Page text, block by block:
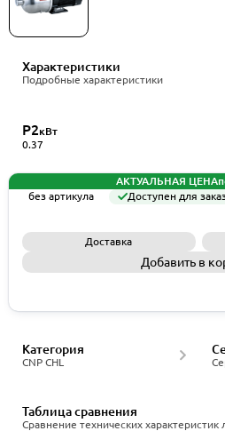
Характеристики
Подробные характеристики
P2кВт
0.37
АКТУАЛЬНАЯ ЦЕНА
без артикула
Доступен для
Доставка
Добавить в
CNP CHL
Категория
Сравнение технических характеристик
Таблица сравнения